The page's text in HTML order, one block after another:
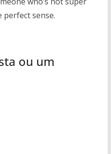
perfect sense.
ou um